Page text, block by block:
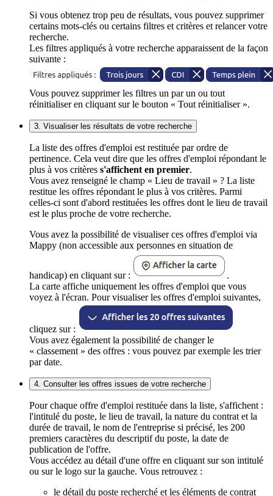
Si vous obtenez trop peu de résultats, vous pouvez supprimer
certains mots-clés ou certains filtres et critères et relancer votre
recherche.
Les filtres appliqués à votre recherche apparaissent de la façon
suivante :
Vous pouvez supprimer les filtres un par un ou tout
réinitialiser en cliquant sur le bouton « Tout réinitialiser ».
3. Visualiser les résultats de votre recherche
La liste des offres d'emploi est restituée par ordre de
pertinence. Cela veut dire que les offres d'emploi répondant le
plus à vos critères s'affichent en premier.
Vous avez renseigné le champ « Lieu de travail » ? La liste
restitue les offres répondant le plus à vos critères. Parmi
celles-ci sont d'abord restituées les offres dont le lieu de travail
est le plus proche de votre recherche.
Vous avez la possibilité de visualiser ces offres d'emploi via
Mappy (non accessible aux personnes en situation de
handicap) en cliquant sur :
.
La carte affiche uniquement les offres d'emploi que vous
voyez à l'écran. Pour visualiser les offres d'emploi suivantes,
cliquez sur :
Vous avez également la possibilité de changer le
« classement » des offres : vous pouvez par exemple les trier
par date.
4. Consulter les offres issues de votre recherche
Pour chaque offre d'emploi restituée dans la liste, s'affichent :
l'intitulé du poste, le lieu de travail, la nature du contrat et la
durée de travail, le nom de l'entreprise si précisé, les 200
premiers caractères du descriptif du poste, la date de
publication de l'offre.
Vous accédez au détail d'une offre en cliquant sur son intitulé
ou sur le logo sur la gauche. Vous retrouvez :
le détail du poste recherché et les éléments de contrat